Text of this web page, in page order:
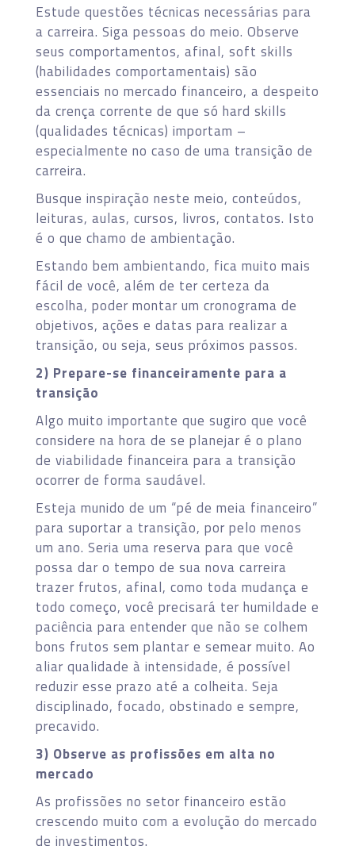
Estude questões técnicas necessárias para
a carreira. Siga pessoas do meio. Observe
seus comportamentos, afinal, soft skills
(habilidades comportamentais) são
essenciais no mercado financeiro, a despeito
da crença corrente de que só hard skills
(qualidades técnicas) importam –
especialmente no caso de uma transição de
carreira.
Busque inspiração neste meio, conteúdos,
leituras, aulas, cursos, livros, contatos. Isto
é o que chamo de ambientação.
Estando bem ambientando, fica muito mais
fácil de você, além de ter certeza da
escolha, poder montar um cronograma de
objetivos, ações e datas para realizar a
transição, ou seja, seus próximos passos.
2) Prepare-se financeiramente para a
transição
Algo muito importante que sugiro que você
considere na hora de se planejar é o plano
de viabilidade financeira para a transição
ocorrer de forma saudável.
Esteja munido de um “pé de meia financeiro”
para suportar a transição, por pelo menos
um ano. Seria uma reserva para que você
possa dar o tempo de sua nova carreira
trazer frutos, afinal, como toda mudança e
todo começo, você precisará ter humildade e
paciência para entender que não se colhem
bons frutos sem plantar e semear muito. Ao
aliar qualidade à intensidade, é possível
reduzir esse prazo até a colheita. Seja
disciplinado, focado, obstinado e sempre,
precavido.
3) Observe as profissões em alta no
mercado
As profissões no setor financeiro estão
crescendo muito com a evolução do mercado
de investimentos.